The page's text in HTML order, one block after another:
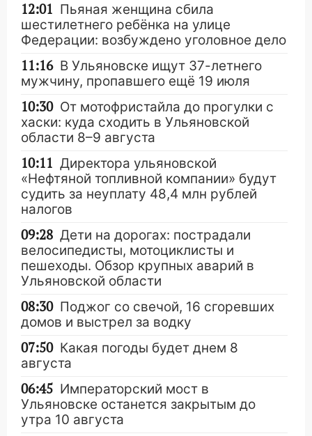
12:01 Пьяная женщина сбила
шестилетнего ребёнка на улице
Федерации: возбуждено уголовное дело
11:16 В Ульяновске ищут 37-летнего
мужчину, пропавшего ещё 19 июля
10:30 От мотофристайла до прогулки с
хаски: куда сходить в Ульяновской
области 8–9 августа
10:11 Директора ульяновской
«Нефтяной топливной компании» будут
судить за неуплату 48,4 млн рублей
налогов
09:28 Дети на дорогах: пострадали
велосипедисты, мотоциклисты и
пешеходы. Обзор крупных аварий в
Ульяновской области
08:30 Поджог со свечой, 16 сгоревших
домов и выстрел за водку
07:50 Какая погоды будет днем 8
августа
06:45 Императорский мост в
Ульяновске останется закрытым до
утра 10 августа